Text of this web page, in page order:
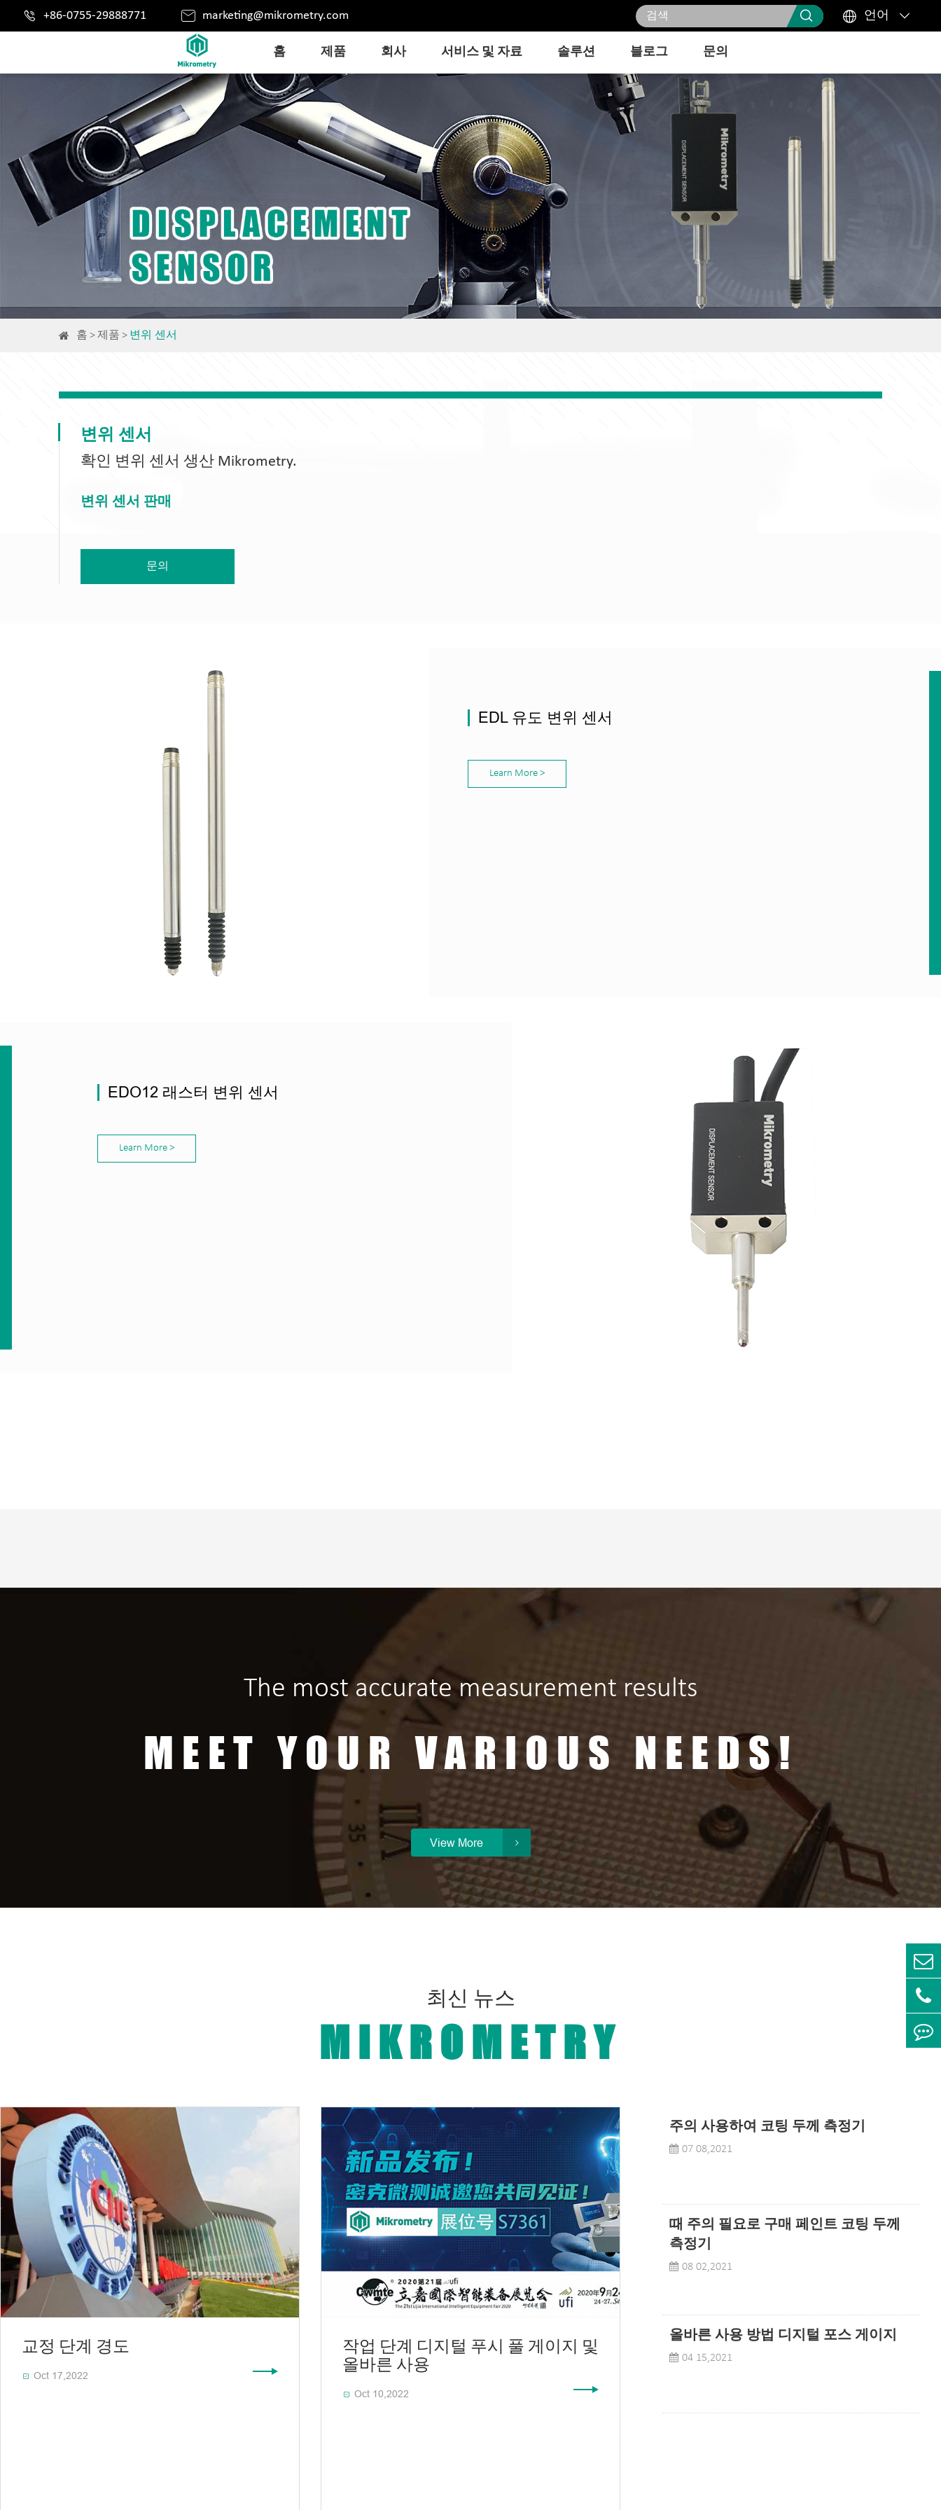
 +86-0755-29888771  marketing@mikrometry.com   언어 
홈 제품 회사 서비스 및 자료 솔루션 블로그 문의
홈 제품 변위 센서
변위 센서
확인 변위 센서 생산 Mikrometry.
변위 센서 판매
문의
EDL 유도 변위 센서
Learn More >
EDO12 래스터 변위 센서
Learn More >
The most accurate measurement results
MEET YOUR VARIOUS NEEDS!
View More 
최신 뉴스
MIKROMETRY
교정 단계 경도
 Oct 17,2022
작업 단계 디지털 푸시 풀 게이지 및
올바른 사용
 Oct 10,2022
주의 사용하여 코팅 두께 측정기
07 08,2021
때 주의 필요로 구매 페인트 코팅 두께
측정기
08 02,2021
올바른 사용 방법 디지털 포스 게이지
04 15,2021